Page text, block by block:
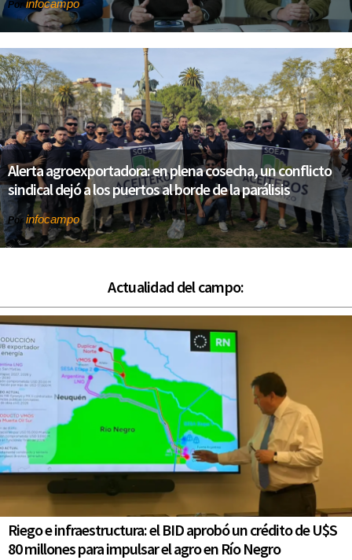
Por infocampo
Alerta agroexportadora: en plena cosecha, un conflicto
sindical dejó a los puertos al borde de la parálisis
Porinfocampo
Actualidad del campo:
Riego e infraestructura: el BID aprobó un crédito de U$S
80 millones para impulsar el agro en Río Negro